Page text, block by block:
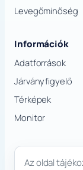
Levegőminőség
Információk
Adatforrások
Járványfigyelő
Térképek
Monitor
Az oldal